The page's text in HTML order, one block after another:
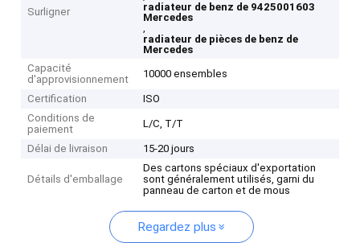
Surligner
radiateur de benz de 9425001603
Mercedes
,
radiateur de pièces de benz de
Mercedes
Capacité
d'approvisionnement
10000 ensembles
Certification
ISO
Conditions de
paiement
L/C, T/T
Délai de livraison 15-20 jours
Détails d'emballage
Des cartons spéciaux d'exportation
sont généralement utilisés, garni du
panneau de carton et de mous
Regardez plus